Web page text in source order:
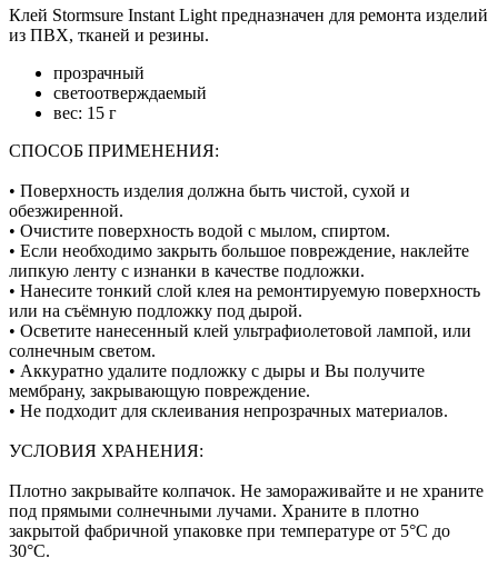
Клей Stormsure Instant Light предназначен для ремонта изделий
из ПВХ, тканей и резины.
прозрачный
светоотверждаемый
вес: 15 г
СПОСОБ ПРИМЕНЕНИЯ:
• Поверхность изделия должна быть чистой, сухой и
обезжиренной.
• Очистите поверхность водой с мылом, спиртом.
• Если необходимо закрыть большое повреждение, наклейте
липкую ленту с изнанки в качестве подложки.
• Нанесите тонкий слой клея на ремонтируемую поверхность
или на съёмную подложку под дырой.
• Осветите нанесенный клей ультрафиолетовой лампой, или
солнечным светом.
• Аккуратно удалите подложку с дыры и Вы получите
мембрану, закрывающую повреждение.
• Не подходит для склеивания непрозрачных материалов.
УСЛОВИЯ ХРАНЕНИЯ:
Плотно закрывайте колпачок. Не замораживайте и не храните
под прямыми солнечными лучами. Храните в плотно
закрытой фабричной упаковке при температуре от 5°С до
30°С.